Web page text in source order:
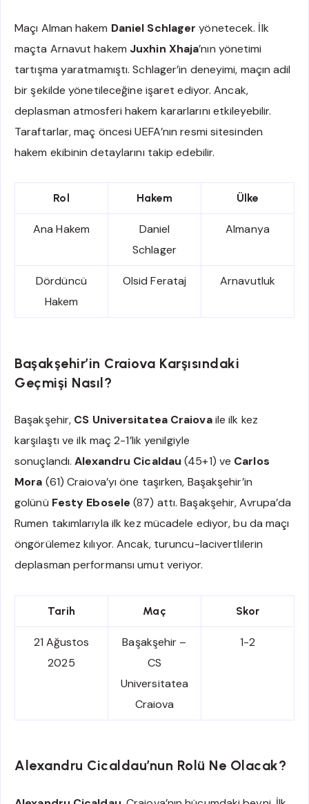
Maçı Alman hakem Daniel Schlager yönetecek. İlk
maçta Arnavut hakem Juxhin Xhaja’nın yönetimi
tartışma yaratmamıştı. Schlager’in deneyimi, maçın adil
bir şekilde yönetileceğine işaret ediyor. Ancak,
deplasman atmosferi hakem kararlarını etkileyebilir.
Taraftarlar, maç öncesi UEFA’nın resmi sitesinden
hakem ekibinin detaylarını takip edebilir.
Rol Hakem Ülke
Ana Hakem
Daniel
Schlager
Almanya
Dördüncü
Hakem
Olsid Ferataj Arnavutluk
Başakşehir’in Craiova Karşısındaki
Geçmişi Nasıl?
Başakşehir, CS Universitatea Craiovaile ilk kez
karşılaştı ve ilk maç 2-1’lik yenilgiyle
sonuçlandı.Alexandru Cicaldau (45+1) ve Carlos
Mora (61) Craiova’yı öne taşırken, Başakşehir’in
golünü Festy Ebosele (87) attı. Başakşehir, Avrupa’da
Rumen takımlarıyla ilk kez mücadele ediyor, bu da maçı
öngörülemez kılıyor. Ancak, turuncu-lacivertlilerin
deplasman performansı umut veriyor.
Tarih Maç Skor
21 Ağustos
2025
Başakşehir –
CS
Universitatea
Craiova
1-2
Alexandru Cicaldau’nun Rolü Ne Olacak?